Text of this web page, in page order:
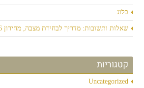
בלוג
שאלות ותשובות: מדריך לבחירת מצבה, מחירון 2026 וסוגי אבנים
קטגוריות
Uncategorized